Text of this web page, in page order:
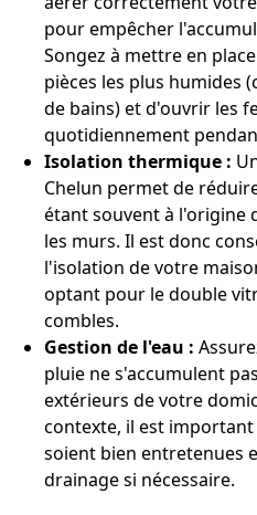
pour empêcher
Songez à mettre en
pièces les plus humides
de bains) et d'ouvrir les
quotidiennement
Isolation thermique :
Chelun permet de
étant souvent à l'origine
les murs. Il est donc
l'isolation de votre
optant pour le double
combles.
Gestion de l'eau :
pluie ne s'accumulent
extérieurs de votre
contexte, il est
soient bien entretenues
drainage si nécessaire.